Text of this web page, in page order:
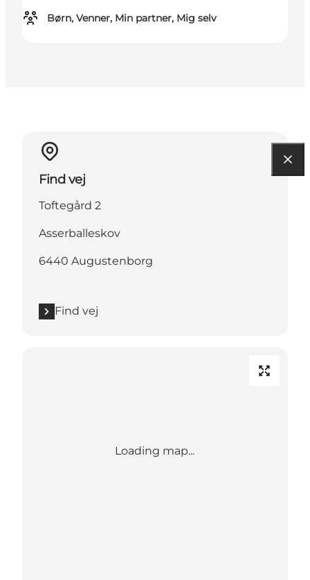
Børn, Venner, Min partner, Mig selv
Find vej
Toftegård 2
Asserballeskov
6440 Augustenborg
Find vej
Loading map...